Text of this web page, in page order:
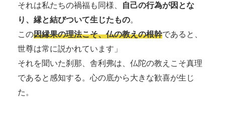
それは私たちの禍福も同様、
自己の行為が因とな
り、縁と結びついて生じたもの。
この因縁果の理法こそ、仏の教えの根幹であると、
世尊は常に説かれています」
それを聞いた刹那、舎利弗は、仏陀の教えこそ真理
であると感知する。心の底から大きな歓喜が生じ
た。